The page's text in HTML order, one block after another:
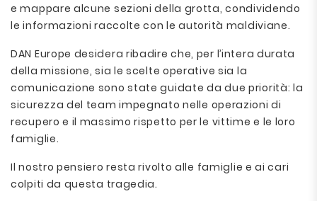
e mappare alcune sezioni della grotta, condividendo
le informazioni raccolte con le autorità maldiviane.
DAN Europe desidera ribadire che, per l’intera durata
della missione, sia le scelte operative sia la
comunicazione sono state guidate da due priorità: la
sicurezza del team impegnato nelle operazioni di
recupero e il massimo rispetto per le vittime e le loro
famiglie.
Il nostro pensiero resta rivolto alle famiglie e ai cari
colpiti da questa tragedia.